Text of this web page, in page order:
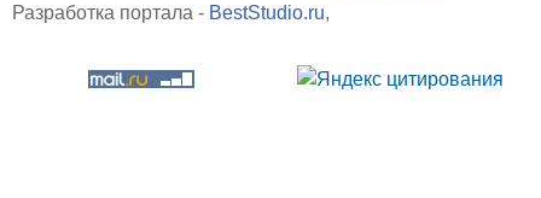
Разработка портала - BestStudio.ru